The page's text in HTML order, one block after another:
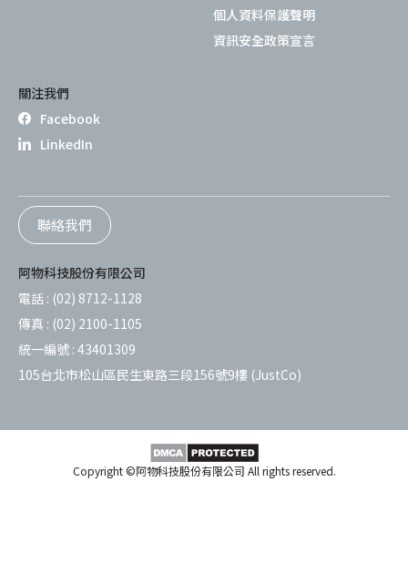
個人資料保護聲明
資訊安全政策宣言
關注我們
Facebook
LinkedIn
聯絡我們
阿物科技股份有限公司
電話 : (02) 8712-1128
傳真 : (02) 2100-1105
統一編號 : 43401309
105台北市松山區民生東路三段156號9樓 (JustCo)
Copyright ©阿物科技股份有限公司 All rights reserved.